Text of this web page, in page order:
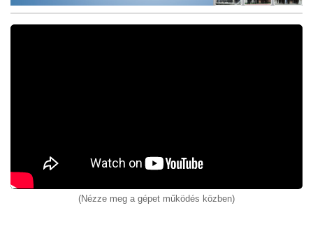
(Nézze meg a gépet működés közben)